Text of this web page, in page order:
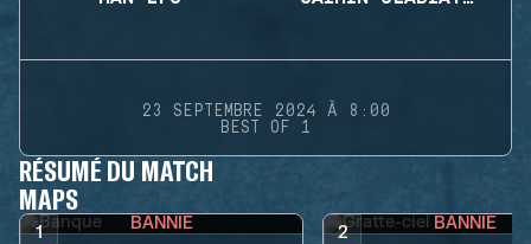
23 SEPTEMBRE 2024 À 8:00
BEST OF 1
RÉSUMÉ DU MATCH
MAPS
1 BANNIE 2 BANNIE